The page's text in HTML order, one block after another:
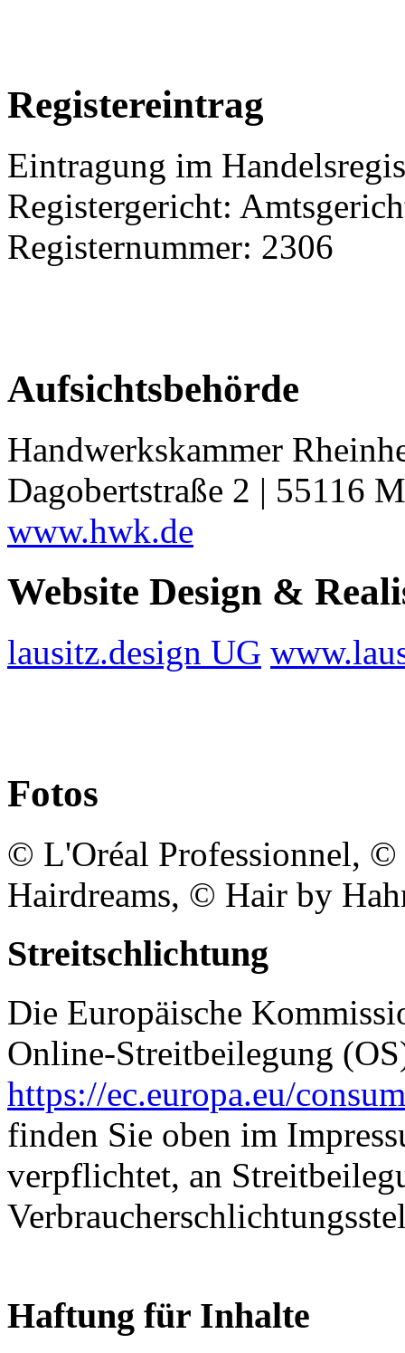
Registereintrag
Eintragung im
Registergericht:
Registernummer: 2306
Aufsichtsbehörde
Handwerkskammer
Dagobertstraße 2 | 55116
www.hwk.de
Website Design &
lausitz.design UG
Fotos
© L'Oréal Professionnel,
Hairdreams, © Hair by
Streitschlichtung
Die Europäische
Online-Streitbeilegung
https://ec.europa.eu/
finden Sie oben im
verpflichtet, an
Haftung für Inhalte